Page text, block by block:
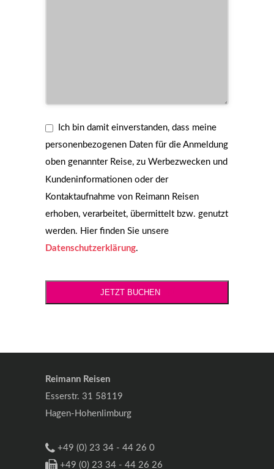
Ich bin damit einverstanden, dass meine
personenbezogenen Daten für die Anmeldung
oben genannter Reise, zu Werbezwecken und
Kundeninformationen oder der
Kontaktaufnahme von Reimann Reisen
erhoben, verarbeitet, übermittelt bzw. genutzt
werden. Hier finden Sie unsere
Datenschutzerklärung.
JETZT BUCHEN
Reimann Reisen
Esserstr. 31 58119
Hagen-Hohenlimburg
+49 (0) 23 34 - 44 26 0
+49 (0) 23 34 - 44 26 26